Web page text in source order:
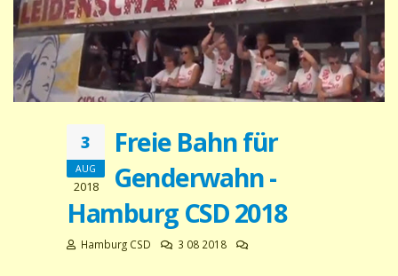
3
AUG
2018
Freie Bahn für
Genderwahn -
Hamburg CSD 2018
Hamburg CSD 3 08 2018